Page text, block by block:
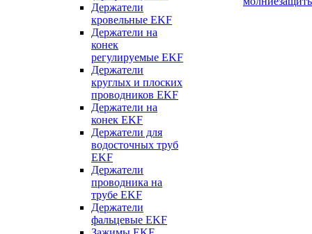
Держатели
кровельные EKF
Держатели на
конек
регулируемые EKF
Держатели
круглых и плоских
проводников EKF
Держатели на
конек EKF
Держатели для
водосточных труб
EKF
Держатели
проводника на
трубе EKF
Держатели
фальцевые EKF